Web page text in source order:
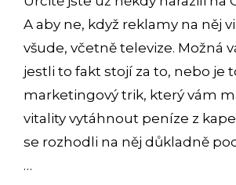
A aby ne, když reklamy na něj
všude, včetně televize. Možná
jestli to fakt stojí za to, nebo je
marketingový trik, který vám
vitality vytáhnout peníze z
se rozhodli na něj důkladně
…